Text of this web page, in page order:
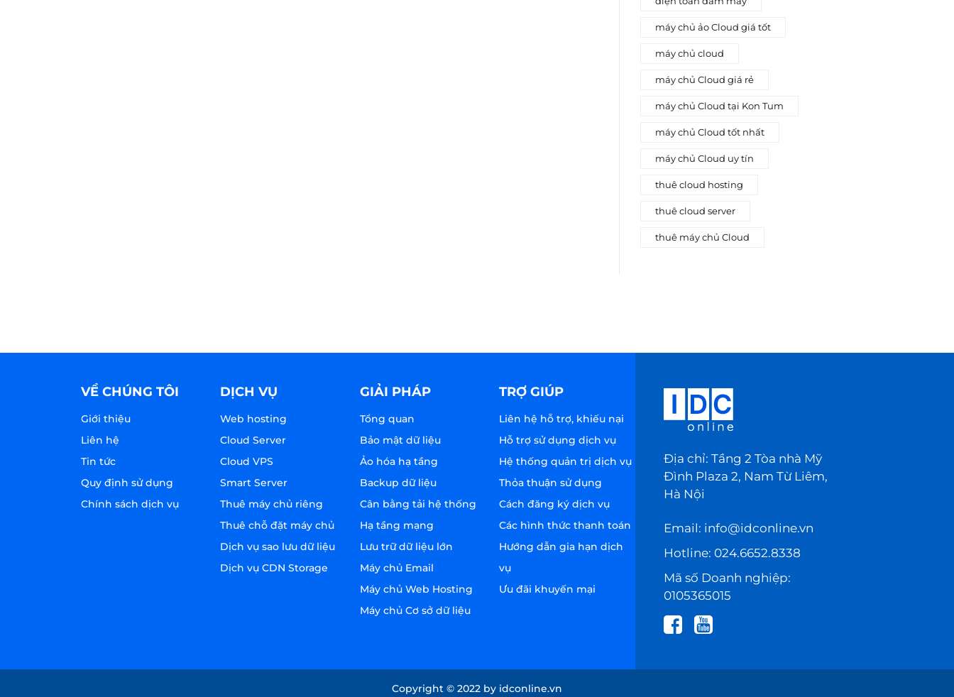
máy chủ ảo Cloud giá tốt
máy chủ cloud
máy chủ Cloud giá rẻ
máy chủ Cloud tại Kon Tum
máy chủ Cloud tốt nhất
máy chủ Cloud uy tín
thuê cloud hosting
thuê cloud server
thuê máy chủ Cloud
VỀ CHÚNG TÔI
Giới thiệu
Liên hệ
Tin tức
Quy định sử dụng
Chính sách dịch vụ
DỊCH VỤ
Web hosting
Cloud Server
Cloud VPS
Smart Server
Thuê máy chủ riêng
Thuê chỗ đặt máy chủ
Dịch vụ sao lưu dữ liệu
Dịch vụ CDN Storage
GIẢI PHÁP
Tổng quan
Bảo mật dữ liệu
Ảo hóa hạ tầng
Backup dữ liệu
Cân bằng tải hệ thống
Hạ tầng mạng
Lưu trữ dữ liệu lớn
Máy chủ Email
Máy chủ Web Hosting
Máy chủ Cơ sở dữ liệu
TRỢ GIÚP
Liên hệ hỗ trợ, khiếu nại
Hỗ trợ sử dụng dịch vụ
Hệ thống quản trị dịch vụ
Thỏa thuận sử dụng
Cách đăng ký dịch vụ
Các hình thức thanh toán
Hướng dẫn gia hạn dịch
vụ
Ưu đãi khuyến mại
Địa chỉ: Tầng 2 Tòa nhà Mỹ
Đình Plaza 2, Nam Từ Liêm,
Hà Nội
Email: info@idconline.vn
Hotline: 024.6652.8338
Mã số Doanh nghiệp:
0105365015
Copyright © 2022 by idconline.vn